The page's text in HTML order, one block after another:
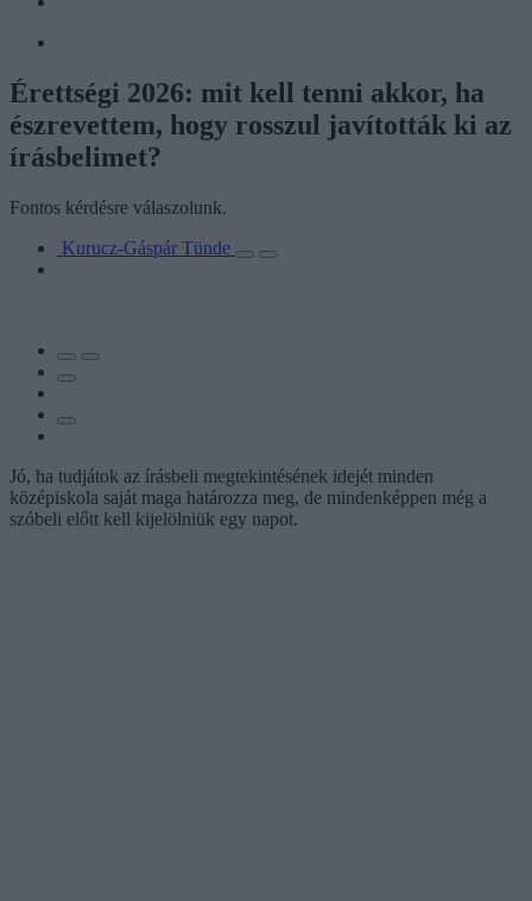
Érettségi 2026: mit kell tenni akkor, ha
észrevettem, hogy rosszul javították ki az
írásbelimet?
Fontos kérdésre válaszolunk.
Kurucz-Gáspár Tünde
Jó, ha tudjátok az írásbeli megtekintésének idejét minden
középiskola saját maga határozza meg, de mindenképpen még a
szóbeli előtt kell kijelölniük egy napot.